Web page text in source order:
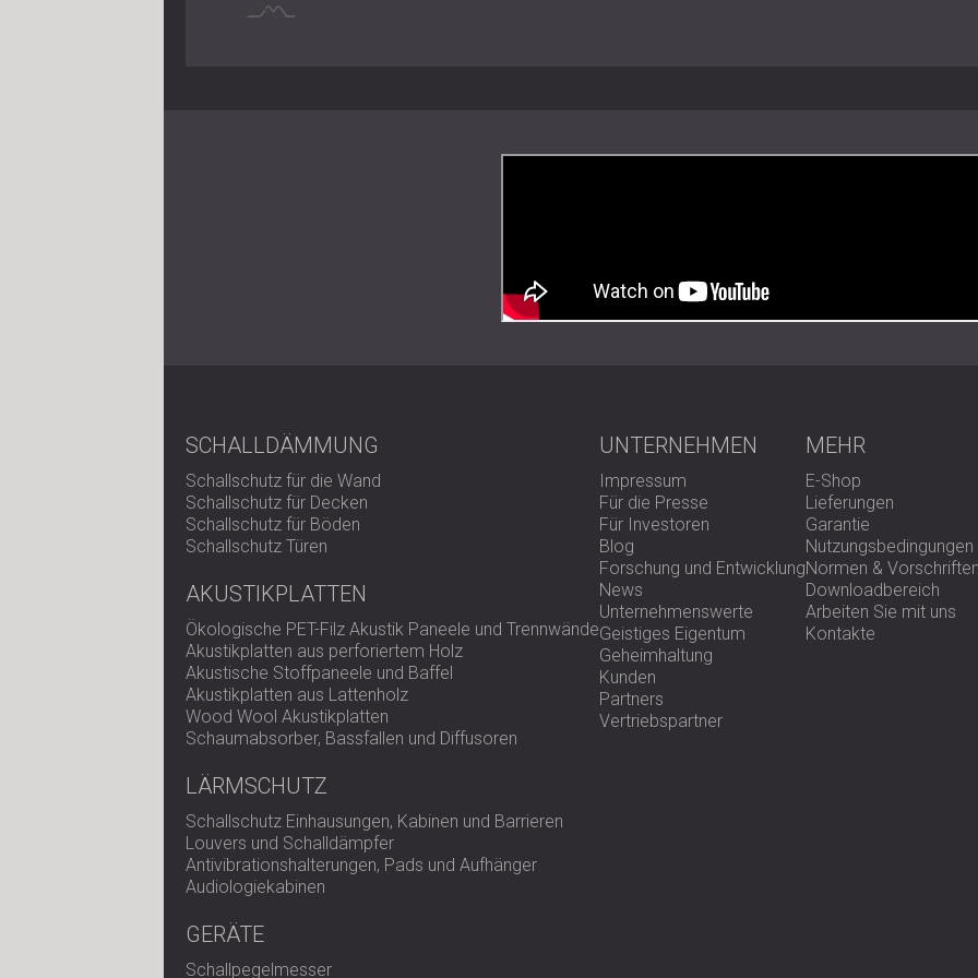
Büros und Großraumbüros
Modernes Design mit
Klangkomfort zu erreichen.
Kontaktieren Sie DECIBEL,
um zu
nächstes Akustikprojekt aufwerten
SCHALLDÄMMUNG
Schallschutz für die Wand
Schallschutz für Decken
Schallschutz für Böden
Schallschutz Türen
AKUSTIKPLATTEN
Ökologische PET-Filz Akustik Paneele und Trennwände
Akustikplatten aus perforiertem Holz
Akustische Stoffpaneele und Baffel
Akustikplatten aus Lattenholz
Wood Wool Akustikplatten
Schaumabsorber, Bassfallen und Diffusoren
LÄRMSCHUTZ
Schallschutz Einhausungen, Kabinen und Barrieren
Louvers und Schalldämpfer
Antivibrationshalterungen, Pads und Aufhänger
Audiologiekabinen
GERÄTE
Schallpegelmesser
UNTERNEHMEN
Impressum
Für die Presse
Für Investoren
Blog
Forschung und Entwicklung
News
Unternehmenswerte
Geistiges Eigentum
Geheimhaltung
Kunden
Partners
Vertriebspartner
MEHR
E-Shop
Lieferungen
Garantie
Nutzungsbedingungen
Normen & Vorschriften
Downloadbereich
Arbeiten Sie mit uns
Kontakte